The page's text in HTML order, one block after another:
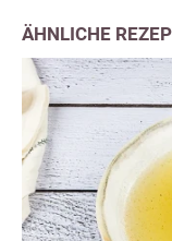
ÄHNLICHE